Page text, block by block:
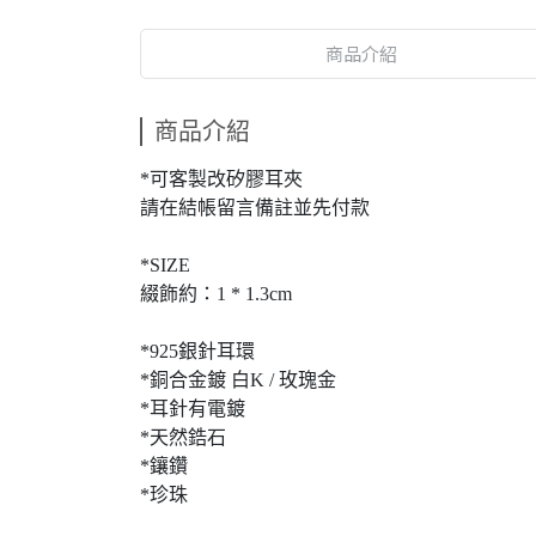
商品介紹
商品介紹
*可客製改矽膠耳夾
請在結帳留言備註並先付款
*SIZE
綴飾約：1 * 1.3cm
*925銀針耳環
*銅合金鍍 白K / 玫瑰金
*耳針有電鍍
*天然鋯石
*鑲鑽
*珍珠